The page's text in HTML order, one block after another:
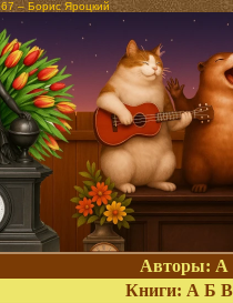
– Борис Яроцкий
Авторы: А
Книги: А Б В